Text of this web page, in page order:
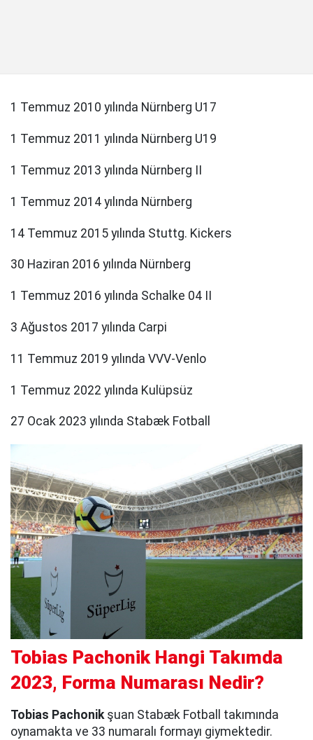
1 Temmuz 2010 yılında Nürnberg U17
1 Temmuz 2011 yılında Nürnberg U19
1 Temmuz 2013 yılında Nürnberg II
1 Temmuz 2014 yılında Nürnberg
14 Temmuz 2015 yılında Stuttg. Kickers
30 Haziran 2016 yılında Nürnberg
1 Temmuz 2016 yılında Schalke 04 II
3 Ağustos 2017 yılında Carpi
11 Temmuz 2019 yılında VVV-Venlo
1 Temmuz 2022 yılında Kulüpsüz
27 Ocak 2023 yılında Stabæk Fotball
Tobias Pachonik Hangi Takımda
2023, Forma Numarası Nedir?
Tobias Pachonik şuan Stabæk Fotball takımında
oynamakta ve 33 numaralı formayı giymektedir.